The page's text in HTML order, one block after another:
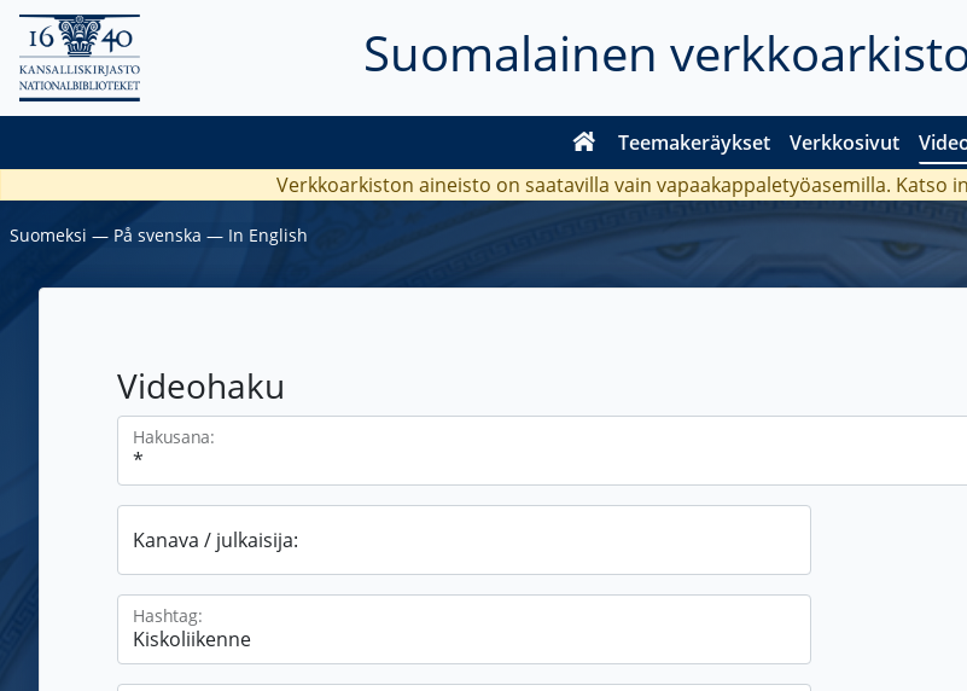
Suomalainen
Teemakeräykset Verkkosivut
Verkkoarkiston aineisto on saatavilla vain vapaakappaletyöasemilla. Katso
Suomeksi ― På svenska ― In English
Videohaku
Hakusana:
Kanava / julkaisija:
Hashtag: